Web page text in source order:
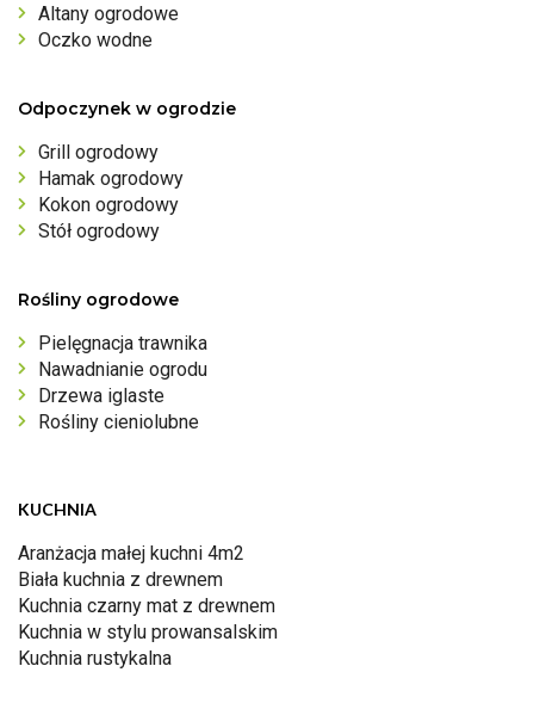
Altany ogrodowe
Oczko wodne
Odpoczynek w ogrodzie
Grill ogrodowy
Hamak ogrodowy
Kokon ogrodowy
Stół ogrodowy
Rośliny ogrodowe
Pielęgnacja trawnika
Nawadnianie ogrodu
Drzewa iglaste
Rośliny cieniolubne
KUCHNIA
Aranżacja małej kuchni 4m2
Biała kuchnia z drewnem
Kuchnia czarny mat z drewnem
Kuchnia w stylu prowansalskim
Kuchnia rustykalna